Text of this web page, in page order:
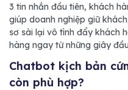
3 tin nhắn đầu tiên, khách
giúp doanh nghiệp giữ
sơ sài lại vô tình đẩy khách
hàng ngay từ những giây
Chatbot kịch bản
còn phù hợp?